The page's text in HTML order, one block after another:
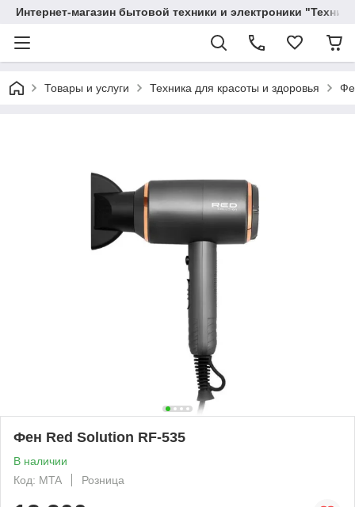
Интернет-магазин бытовой техники и электроники
Товары и услуги Техника для красоты и здоровья
Фен Red Solution RF-535
В наличии
Код: MTA
Розница